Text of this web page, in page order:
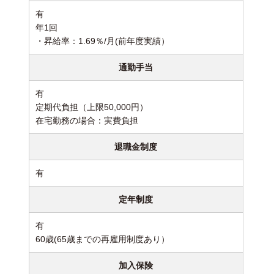
有
年1回
・昇給率：1.69％/月(前年度実績）
通勤手当
有
定期代負担（上限50,000円）
在宅勤務の場合：実費負担
退職金制度
有
定年制度
有
60歳(65歳までの再雇用制度あり）
加入保険